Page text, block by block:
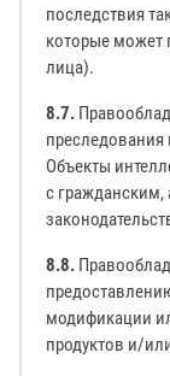
последствия
которые может
лица).
8.7.
Объекты
с
8.8.
модификации
продуктов и/